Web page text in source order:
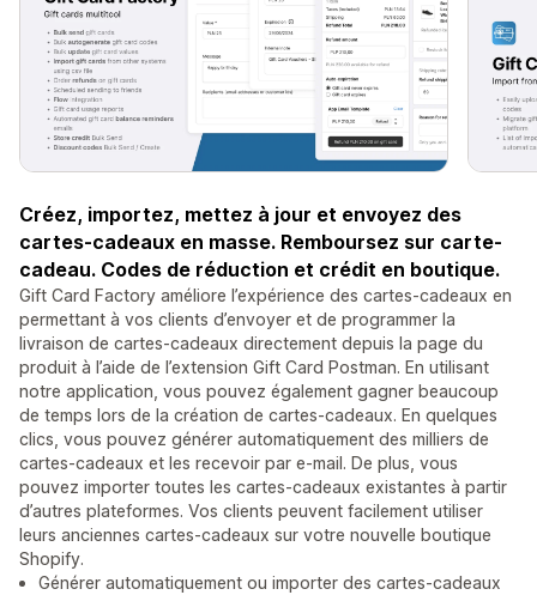
Créez, importez, mettez à jour et envoyez des
cartes-cadeaux en masse. Remboursez sur carte-
cadeau. Codes de réduction et crédit en boutique.
Gift Card Factory améliore l’expérience des cartes-cadeaux en
permettant à vos clients d’envoyer et de programmer la
livraison de cartes-cadeaux directement depuis la page du
produit à l’aide de l’extension Gift Card Postman. En utilisant
notre application, vous pouvez également gagner beaucoup
de temps lors de la création de cartes-cadeaux. En quelques
clics, vous pouvez générer automatiquement des milliers de
cartes-cadeaux et les recevoir par e-mail. De plus, vous
pouvez importer toutes les cartes-cadeaux existantes à partir
d’autres plateformes. Vos clients peuvent facilement utiliser
leurs anciennes cartes-cadeaux sur votre nouvelle boutique
Shopify.
Générer automatiquement ou importer des cartes-cadeaux